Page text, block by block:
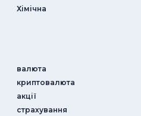
Хімічна
валюта
криптовалюта
акції
страхування